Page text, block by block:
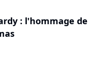
: l'hommage de